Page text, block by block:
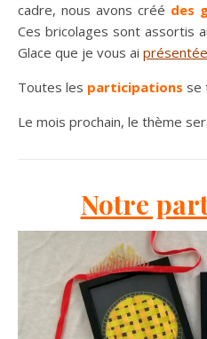
cadre, nous avons créé des
Ces bricolages sont assortis
Glace que je vous ai
Toutes les participations se
Le mois prochain, le thème
Notre